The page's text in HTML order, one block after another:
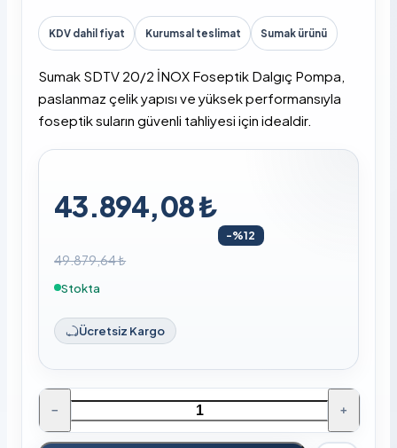
KDV dahil fiyat Kurumsal teslimat Sumak ürünü
Sumak SDTV 20/2 İNOX Foseptik Dalgıç Pompa,
paslanmaz çelik yapısı ve yüksek performansıyla
foseptik suların güvenli tahliyesi için idealdir.
43.894,08 ₺
-%12
49.879,64 ₺
Stokta
Ücretsiz Kargo
− +